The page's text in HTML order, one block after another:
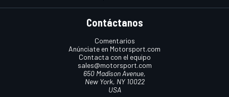
Contáctanos
Comentarios
Anúnciate en Motorsport.com
Contacta con el equipo
sales@motorsport.com
650 Madison Avenue,
New York, NY 10022
USA